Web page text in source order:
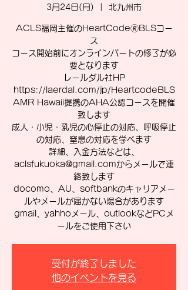
3月24日(月) 北九州市
ACLS福岡主催のHeartCode🄬BLSコー
ス
コース開始前にオンラインパートの修了が必
要となります
レールダル社HP
https://laerdal.com/jp/HeartcodeBLS
AMR Hawaii提携のAHA公認コースを開催
致します
成人・小児・乳児の心停止の対応、呼吸停止
の対応、窒息の対応を学べます
詳細、入金方法などは、
aclsfukuoka@gmail.comからメールで連
絡致します
docomo、AU、softbankのキャリアメー
ルやメールが届かない場合があります
gmail、yahhoメール、outlookなどPCメ
ールをご使用下さい
受付が終了しました
他のイベントを見る